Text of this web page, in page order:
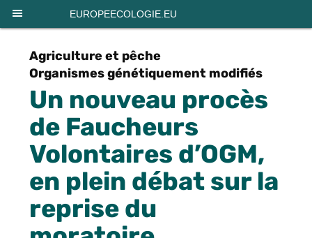
EUROPEECOLOGIE.EU
Agriculture et pêche
Organismes génétiquement modifiés
Un nouveau procès
de Faucheurs
Volontaires d’OGM,
en plein débat sur la
reprise du